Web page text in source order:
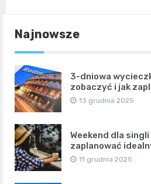
Najnowsze
3-dniowa
zobaczyć i jak
13 grudnia 2025
Weekend dla
zaplanować
11 grudnia 2025